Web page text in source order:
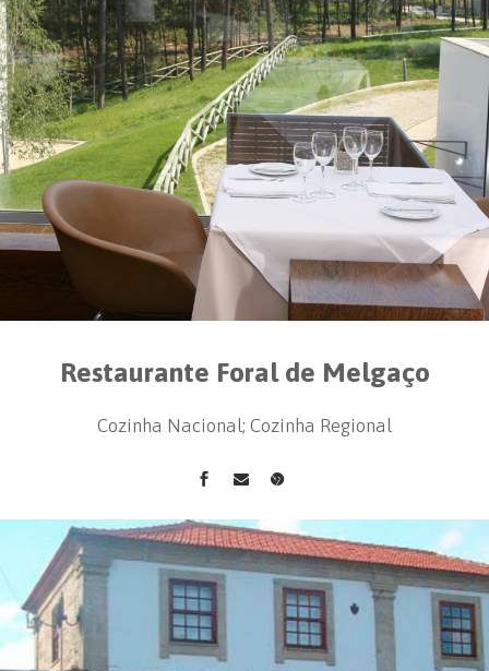
Restaurante Foral de Melgaço
Cozinha Nacional; Cozinha Regional